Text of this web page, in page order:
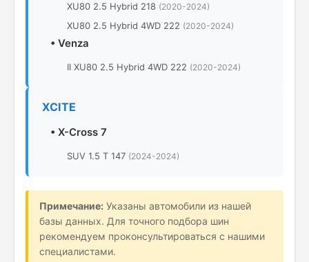
XU80 2.5 Hybrid 218 (2020-2024)
XU80 2.5 Hybrid 4WD 222 (2020-2024)
• Venza
II XU80 2.5 Hybrid 4WD 222 (2020-2024)
XCITE
• X-Cross 7
SUV 1.5 T 147 (2024-2024)
Примечание: Указаны автомобили из нашей
базы данных. Для точного подбора шин
рекомендуем проконсультироваться с нашими
специалистами.